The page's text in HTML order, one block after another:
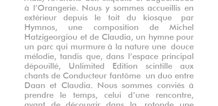
à l’Orangerie. Nous y sommes accueillis en
extérieur depuis le toit du kiosque par
Hymnos, une composition de Michel
Hatzigeorgiou et de Claudia, un hymne pour
un parc qui murmure à la nature une douce
mélodie, tandis que, dans l’espace principal
dépouillé, Unlimited Edition scintille aux
chants de Conducteur fantôme un duo entre
Daan et Claudia. Nous sommes conviés à
prendre le temps, celui d’une rencontre,
avant de découvrir dans la rotonde une